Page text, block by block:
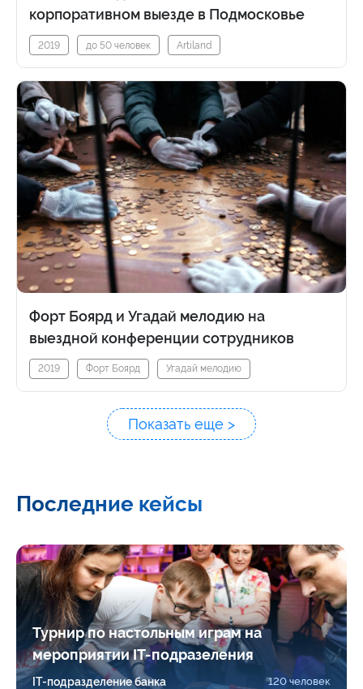
корпоративном выезде в Подмосковье
2019 до 50 человек Artiland
Форт Боярд и Угадай мелодию на
выездной конференции сотрудников
2019 Форт Боярд Угадай мелодию
Показать еще >
Последние кейсы
Турнир по настольным играм на
мероприятии IT-подразеления
IT-подразделение банка 120 человек